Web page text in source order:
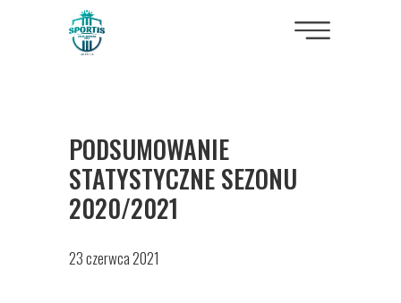
23 czerwca 2021
PODSUMOWANIE
STATYSTYCZNE SEZONU
2020/2021